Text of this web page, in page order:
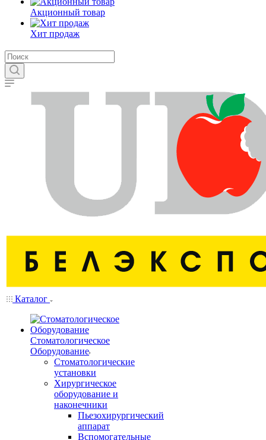
Акционный товар
Хит продаж
Каталог
Стоматологическое
Оборудование
Стоматологические
установки
Хирургическое
оборудование и
наконечники
Пьезохирургический
аппарат
Вспомогательные